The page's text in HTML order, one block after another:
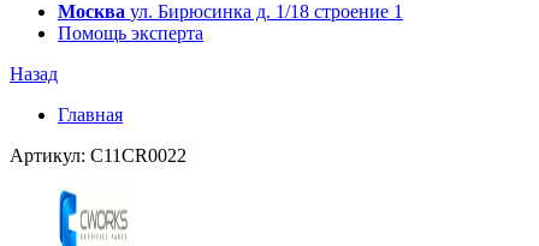
Москва ул. Бирюсинка д. 1/18 строение 1
Помощь эксперта
Назад
Главная
Артикул: C11CR0022